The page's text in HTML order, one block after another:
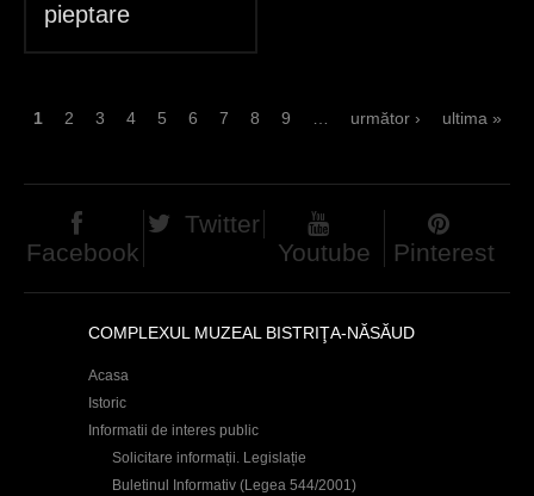
pieptare
P
e
1 2 3 4 5 6 7 8 9 … următor › ultima »
Facebook
Twitter
Youtube
Pinterest
COMPLEXUL MUZEAL BISTRIŢA-NĂSĂUD
Acasa
Istoric
Informatii de interes public
Solicitare informații. Legislație
Buletinul Informativ (Legea 544/2001)